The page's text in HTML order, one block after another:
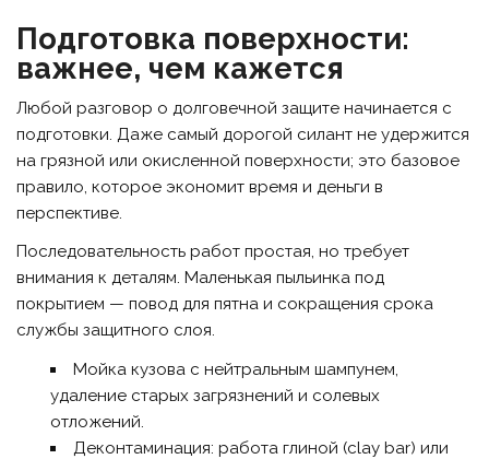
Подготовка поверхности:
важнее, чем кажется
Любой разговор о долговечной защите начинается с
подготовки. Даже самый дорогой силант не удержится
на грязной или окисленной поверхности; это базовое
правило, которое экономит время и деньги в
перспективе.
Последовательность работ простая, но требует
внимания к деталям. Маленькая пыльинка под
покрытием — повод для пятна и сокращения срока
службы защитного слоя.
Мойка кузова с нейтральным шампунем,
удаление старых загрязнений и солевых
отложений.
Деконтаминация: работа глиной (clay bar) или